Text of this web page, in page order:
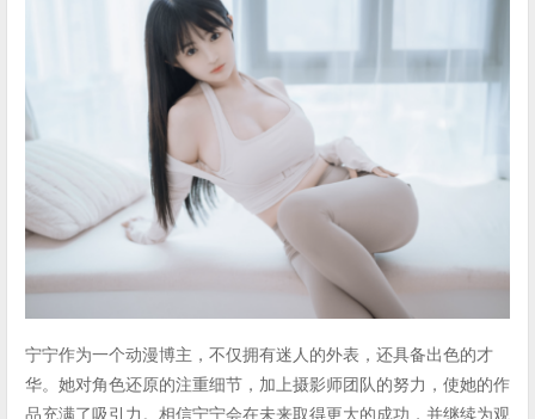
宁宁作为一个动漫博主，不仅拥有迷人的外表，还具备出色的才
华。她对角色还原的注重细节，加上摄影师团队的努力，使她的作
品充满了吸引力。相信宁宁会在未来取得更大的成功，并继续为观